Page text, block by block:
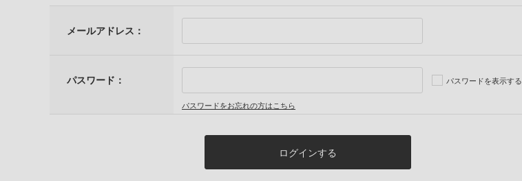
メールアドレス：
パスワード： パスワードを表示する
パスワードをお忘れの方はこちら